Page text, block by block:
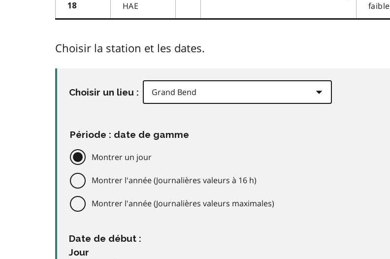
18
HAE
faible
Choisir la station et les dates.
Choisir un lieu :
Période : date de gamme
Montrer un jour
Montrer l'année (Journalières valeurs à 16 h)
Montrer l'année (Journalières valeurs maximales)
Date de début :
Jour